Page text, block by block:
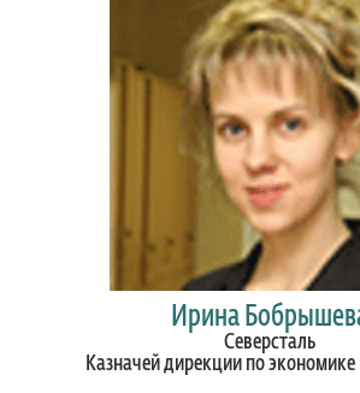
Ирина
Северсталь
Казначей дирекции по